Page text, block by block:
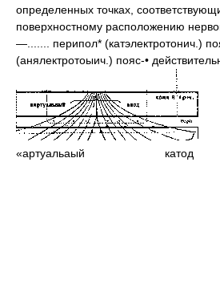
определенных точках,
поверхностному расположению
—....... перипол* (катэлектротонич.)
(анялектротоыич.) пояс-•
«артуальаый катод